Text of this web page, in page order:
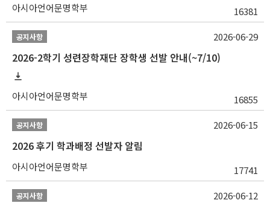
아시아언어문명학부 16381
공지사항
2026-2학기 성련장학재단 장학생 선발 안내(~7/10)
아시아언어문명학부 16855
2026-06-29
공지사항
2026 후기 학과배정 선발자 알림
아시아언어문명학부 17741
2026-06-15
공지사항 2026-06-12